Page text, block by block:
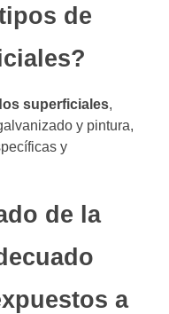
de
superficiales,
y pintura,
y
de la
a